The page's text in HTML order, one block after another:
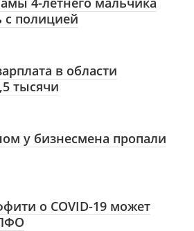
с полицией
в области
тысячи
у бизнесмена пропали
о COVID-19 может